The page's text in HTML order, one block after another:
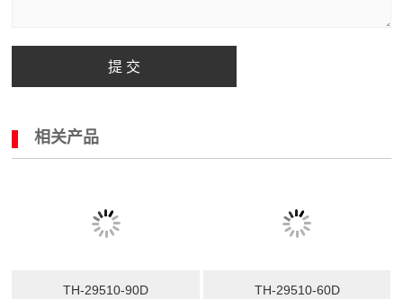
提 交
相关产品
TH-29510-90D
TH-29510-60D